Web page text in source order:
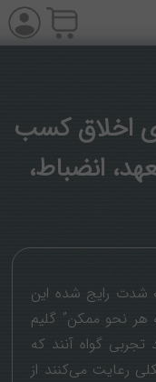
اخلاق کسب
انضباط،
شدت رایج شده این
هر نحو ممکن” گلیم
گواه آنند که
رعایت می‌کنند از